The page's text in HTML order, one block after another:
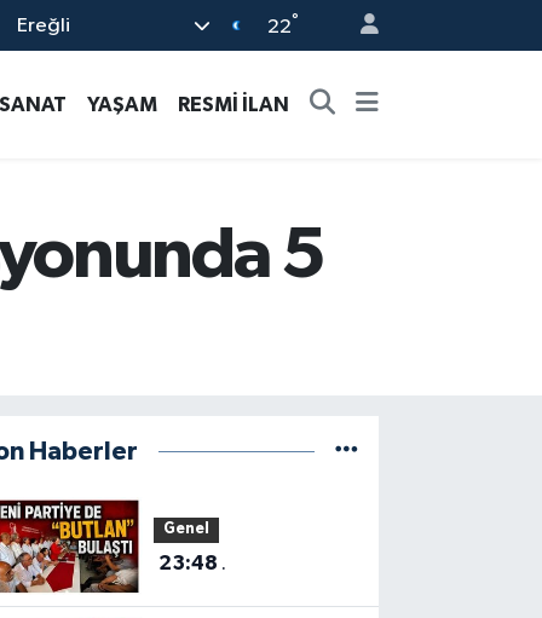
Ereğli 22°
YAŞAM RESMİ İLAN
5
Haberler
Genel
23:48 .